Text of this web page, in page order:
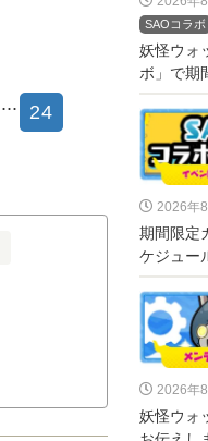
... 24
SAOコラボ
妖怪ウォ
ボ」で期
2026年
期間限定
ケジュー
2026年
妖怪ウォ